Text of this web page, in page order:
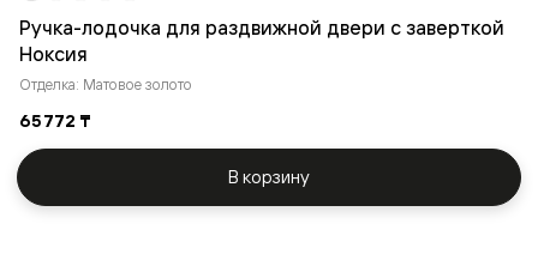
Ручка-лодочка для раздвижной двери с заверткой
Ноксия
Отделка: Матовое золото
65 772 ₸
В корзину